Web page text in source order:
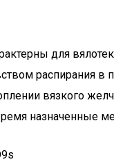
для
распирания
вязкого
назначенные